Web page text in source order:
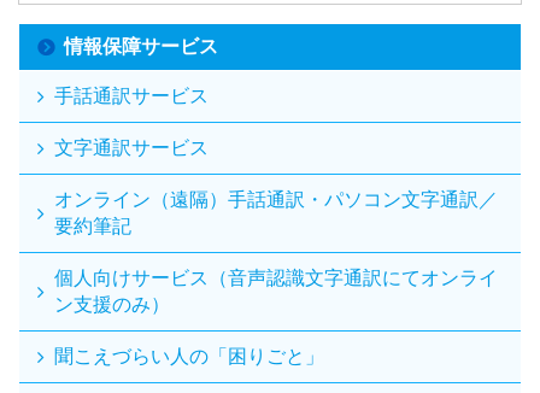
情報保障サービス
手話通訳サービス
文字通訳サービス
オンライン（遠隔）手話通訳・パソコン文字通訳／
要約筆記
個人向けサービス（音声認識文字通訳にてオンライ
ン支援のみ）
聞こえづらい人の「困りごと」